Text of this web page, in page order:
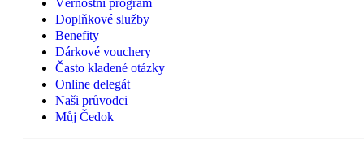
Doplňkové služby
Benefity
Dárkové vouchery
Často kladené otázky
Online delegát
Naši průvodci
Můj Čedok